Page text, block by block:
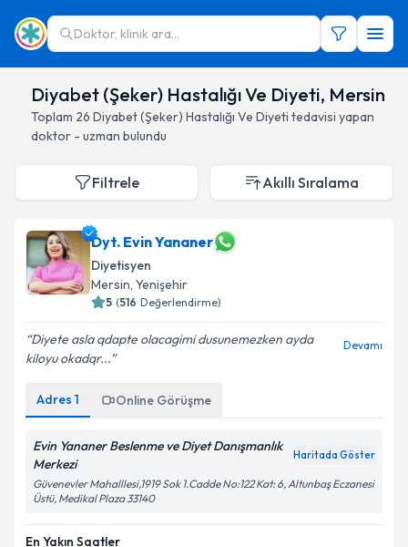
Doktor, klinik ara...
Diyabet (Şeker) Hastalığı Ve Diyeti, Mersin
Toplam 26 Diyabet (Şeker) Hastalığı Ve Diyeti tedavisi yapan
doktor - uzman bulundu
Filtrele Akıllı Sıralama
Dyt. Evin Yananer
Diyetisyen
Mersin, Yenişehir
5 (516 Değerlendirme)
Diyete asla qdapte olacagimi dusunemezken ayda
kiloyu okadqr...
Devamı
Adres 1 Online Görüşme
Evin Yananer Beslenme ve Diyet Danışmanlık
Merkezi
Haritada Göster
Güvenevler Mahalllesi,1919 Sok 1.Cadde No:122 Kat: 6, Altunbaş Eczanesi
Üstü, Medikal Plaza 33140
En Yakın Saatler